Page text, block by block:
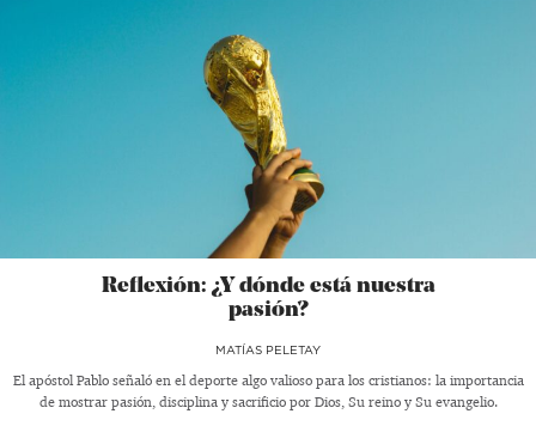
Reflexión: ¿Y dónde está nuestra
pasión?
MATÍAS PELETAY
El apóstol Pablo señaló en el deporte algo valioso para los cristianos: la importancia
de mostrar pasión, disciplina y sacrificio por Dios, Su reino y Su evangelio.